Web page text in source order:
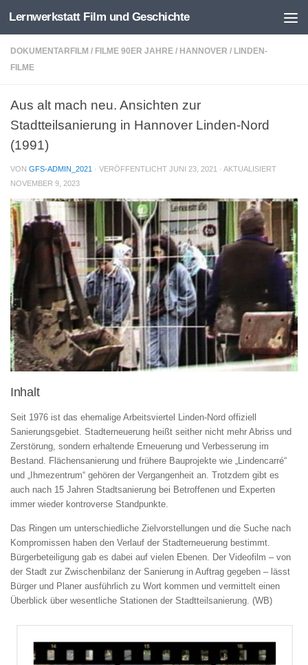
Zum Inhalt springen
Lernwerkstatt Film und Geschichte
DOKUMENTARFILM / FILME 90ER JAHRE / HANNOVER / LINDEN-
FILME
Aus alt mach neu. Ansichten zur
Stadtteilsanierung in Hannover Linden-Nord
(1991)
VON GFS-ADMIN_2021 · VERÖFFENTLICHT JUNI 23, 2021 · AKTUALISIERT
NOVEMBER 9, 2023
Inhalt
Seit 1976 ist das ehemalige Arbeitsviertel Linden-Nord offiziell
Sanierungsgebiet. Stadterneuerung heißt seither nicht mehr Abriss und
Zerstörung, sondern erhaltende Erneuerung und Verbesserung im
Bestand. Flächensanierung und frühere Bauprojekte wie „Lindencarré“
und „Ihmezentrum“ gehören der Vergangenheit an. Trotzdem gibt es
auch nach 15 Jahren Stadtsanierung bei Betroffenen und Experten
immer wieder kontroverse Standpunkte.
Das Ringen um unterschiedliche Zielvorstellungen und die Suche nach
Kompromissen haben den Verlauf der Stadterneuerung bestimmt.
Bürgerbeteiligung gab es dabei auf vielen Ebenen. Der Videofilm – von
der Stadt zur Zwischenbilanz der Sanierung in Auftrag gegeben – lässt
Bürger und Planer ausführlich zu Wort kommen und vermittelt einen
Überblick über wesentliche Stationen der Stadtteilsanierung. (WB)